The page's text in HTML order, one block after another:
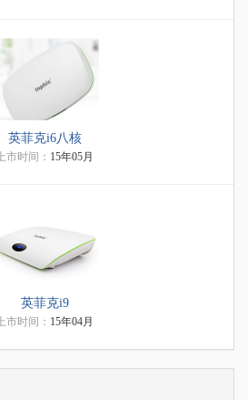
英菲克i6八核
上市时间： 15年05月
英菲克i9
上市时间： 15年04月